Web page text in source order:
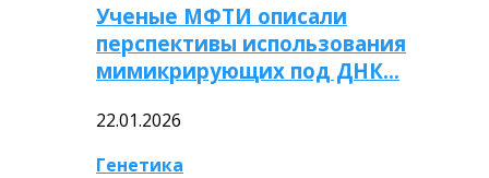
Ученые МФТИ описали
перспективы использования
мимикрирующих под ДНК…
22.01.2026
Генетика